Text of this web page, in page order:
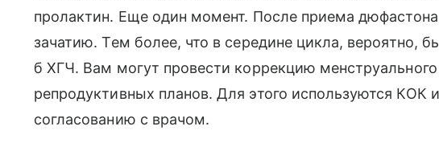
пролактин. Еще один момент. После приема
зачатию. Тем более, что в середине цикла, вероятно,
б ХГЧ. Вам могут провести коррекцию
репродуктивных планов. Для этого используются КОК
согласованию с врачом.